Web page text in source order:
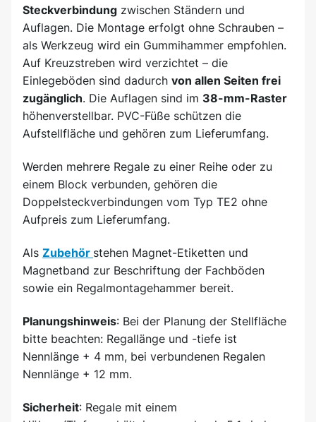
Steckverbindung zwischen Ständern und
Auflagen. Die Montage erfolgt ohne Schrauben –
als Werkzeug wird ein Gummihammer empfohlen.
Auf Kreuzstreben wird verzichtet – die
Einlegeböden sind dadurch von allen Seiten frei
zugänglich. Die Auflagen sind im 38-mm-Raster
höhenverstellbar. PVC-Füße schützen die
Aufstellfläche und gehören zum Lieferumfang.
Werden mehrere Regale zu einer Reihe oder zu
einem Block verbunden, gehören die
Doppelsteckverbindungen vom Typ TE2 ohne
Aufpreis zum Lieferumfang.
Als Zubehör stehen Magnet-Etiketten und
Magnetband zur Beschriftung der Fachböden
sowie ein Regalmontagehammer bereit.
Planungshinweis: Bei der Planung der Stellfläche
bitte beachten: Regallänge und -tiefe ist
Nennlänge + 4 mm, bei verbundenen Regalen
Nennlänge + 12 mm.
Sicherheit: Regale mit einem